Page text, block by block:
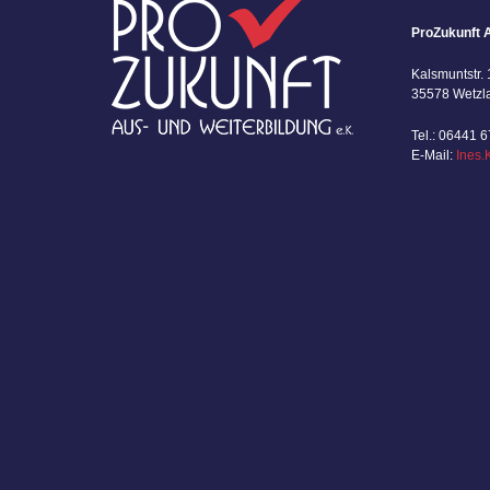
ProZukunft
Kalsmuntstr.
35578
Tel.: 06441
E-Mail: